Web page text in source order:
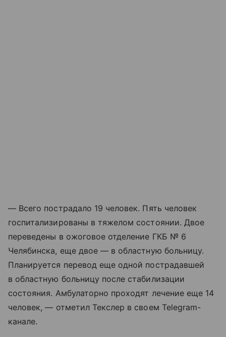
— Всего пострадало 19 человек. Пять человек
госпитализированы в тяжелом состоянии. Двое
переведены в ожоговое отделение ГКБ № 6
Челябинска, еще двое — в областную больницу.
Планируется перевод еще одной пострадавшей
в областную больницу после стабилизации
состояния. Амбулаторно проходят лечение еще 14
человек, — отметил Текслер в своем Telegram-
канале.